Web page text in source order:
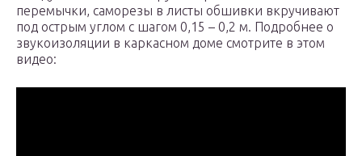
перемычки, саморезы в листы обшивки вкручивают
под острым углом с шагом 0,15 – 0,2 м. Подробнее о
звукоизоляции в каркасном доме смотрите в этом
видео: